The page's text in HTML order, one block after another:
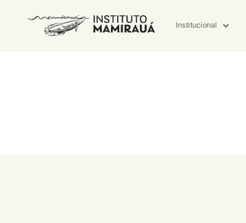
Institucional